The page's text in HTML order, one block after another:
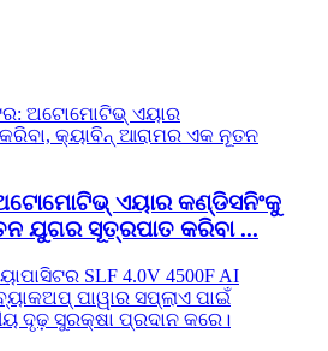
ଏୟାର କଣ୍ଡିସନିଂକୁ
ଯୁଗର ସୂତ୍ରପାତ କରିବା ...